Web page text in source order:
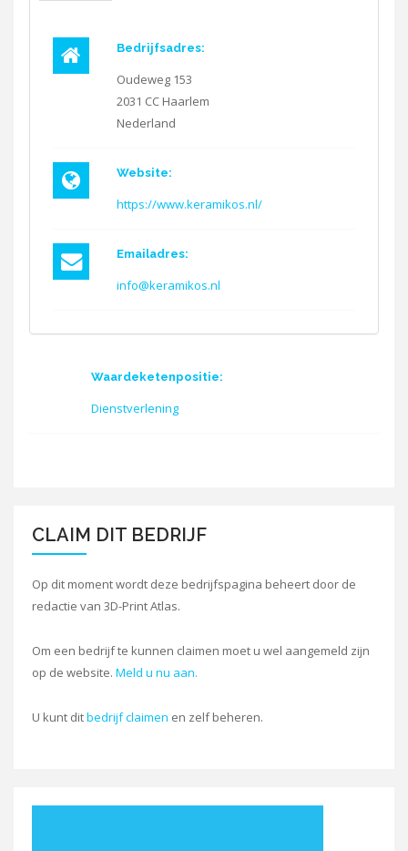
Bedrijfsadres:
Oudeweg 153
2031 CC Haarlem
Nederland
Website:
https://www.keramikos.nl/
Emailadres:
info@keramikos.nl
Waardeketenpositie:
Dienstverlening
CLAIM DIT BEDRIJF
Op dit moment wordt deze bedrijfspagina beheert door de
redactie van 3D-Print Atlas.
Om een bedrijf te kunnen claimen moet u wel aangemeld zijn
op de website. Meld u nu aan.
U kunt ditbedrijf claimen en zelf beheren.